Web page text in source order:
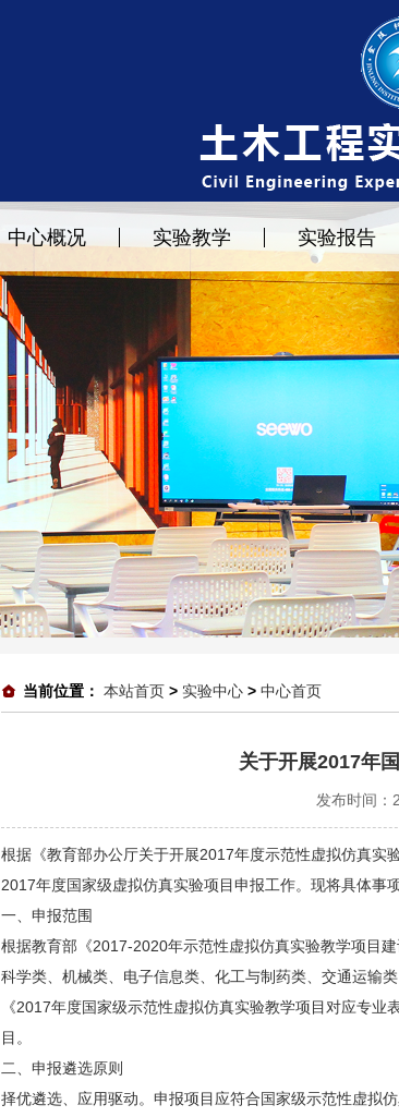
中心概况 实验教学 实验报告
当前位置： 本站首页 > 实验中心 > 中心首页
关于开展2017年
发布时间
根据《教育部办公厅关于开展2017年度示范性虚拟仿真实
2017年度国家级虚拟仿真实验项目申报工作。现将具体事
一、申报范围
根据教育部《2017-2020年示范性虚拟仿真实验教学项目
科学类、机械类、电子信息类、化工与制药类、交通运输
《2017年度国家级示范性虚拟仿真实验教学项目对应专
目。
二、申报遴选原则
择优遴选、应用驱动。申报项目应符合国家级示范性虚拟